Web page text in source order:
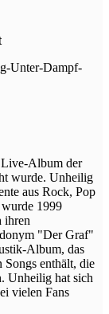
Unter-Dampf-
Album der
wurde. Unheilig
aus Rock, Pop
1999
ihren
"Der Graf"
Album, das
enthält, die
Unheilig hat sich
vielen Fans